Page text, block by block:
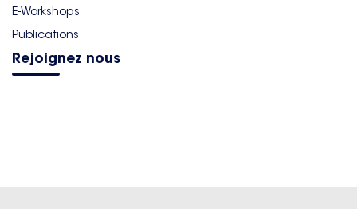
E-Workshops
Publications
Rejoignez nous